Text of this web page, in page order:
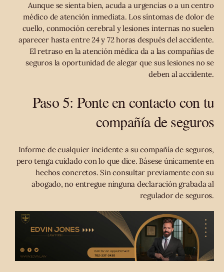
Aunque se sienta bien, acuda a urgencias o a un centro
médico de atención inmediata. Los síntomas de dolor de
cuello, conmoción cerebral y lesiones internas no suelen
aparecer hasta entre 24 y 72 horas después del accidente.
El retraso en la atención médica da a las compañías de
seguros la oportunidad de alegar que sus lesiones no se
deben al accidente.
Paso 5: Ponte en contacto con tu
compañía de seguros
Informe de cualquier incidente a su compañía de seguros,
pero tenga cuidado con lo que dice. Básese únicamente en
hechos concretos. Sin consultar previamente con su
abogado, no entregue ninguna declaración grabada al
regulador de seguros.